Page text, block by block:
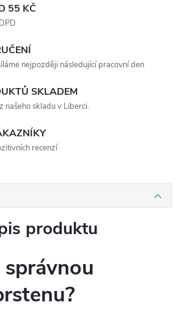
55 KČ
nejpozději následující pracovní den
SKLADEM
našeho skladu v Liberci.
recenzí
produktu